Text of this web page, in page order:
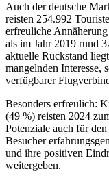
Auch der deutsche
reisten 254.992
erfreuliche
als im Jahr 2019 rund
aktuelle Rückstand
mangelnden Interesse,
verfügbarer
Besonders erfreulich:
(49 %) reisten 2024
Potenziale auch für
Besucher
und ihre positiven
weitergeben.